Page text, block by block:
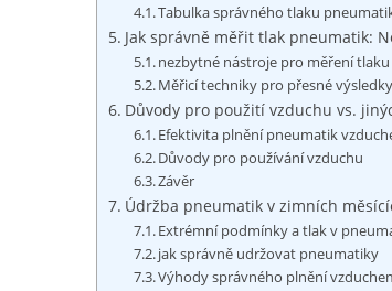
Tabulka správného tlaku
Jak správně měřit tlak pneumatik:
nezbytné nástroje pro měření
Měřicí techniky pro přesné výsledky
Důvody pro použití vzduchu vs.
Efektivita plnění pneumatik
Důvody pro používání vzduchu
Závěr
Údržba pneumatik v zimních
Extrémní podmínky a tlak v
jak správně udržovat pneumatiky
Výhody správného plnění